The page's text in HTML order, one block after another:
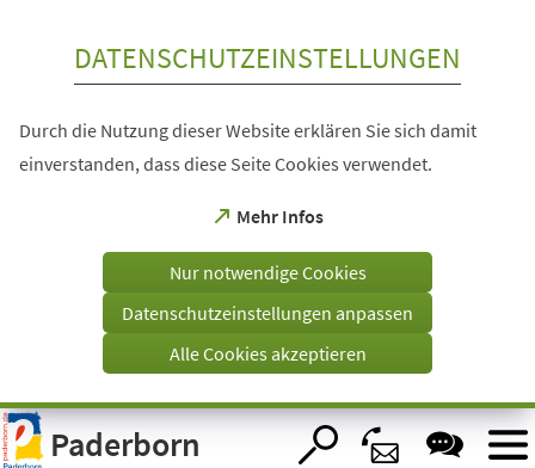
Visuelle
Assistenzsoftware
öffnen.
DATENSCHUTZEINSTELLUNGEN
Durch die Nutzung dieser Website erklären Sie sich damit
einverstanden, dass diese Seite Cookies verwendet.
Mehr Infos
(Öffnet
einem
Tab)
Nur notwendige Cookies
Datenschutzeinstellungen anpassen
Alle Cookies akzeptieren
Paderborn